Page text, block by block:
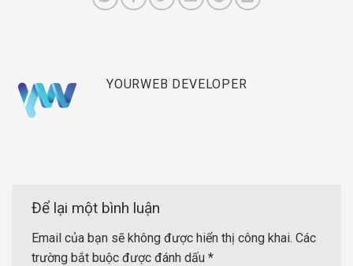
YOURWEB DEVELOPER
Để lại một bình luận
Email của bạn sẽ không được hiển thị công khai. Các
trường bắt buộc được đánh dấu *